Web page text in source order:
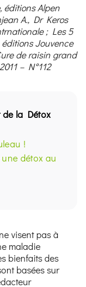
éditions Alpen
A., Dr Keros
; Les 5
Jouvence
de raisin grand
– N°112
de la Détox
!
détox au
visent pas à
maladie
bienfaits des
basées sur